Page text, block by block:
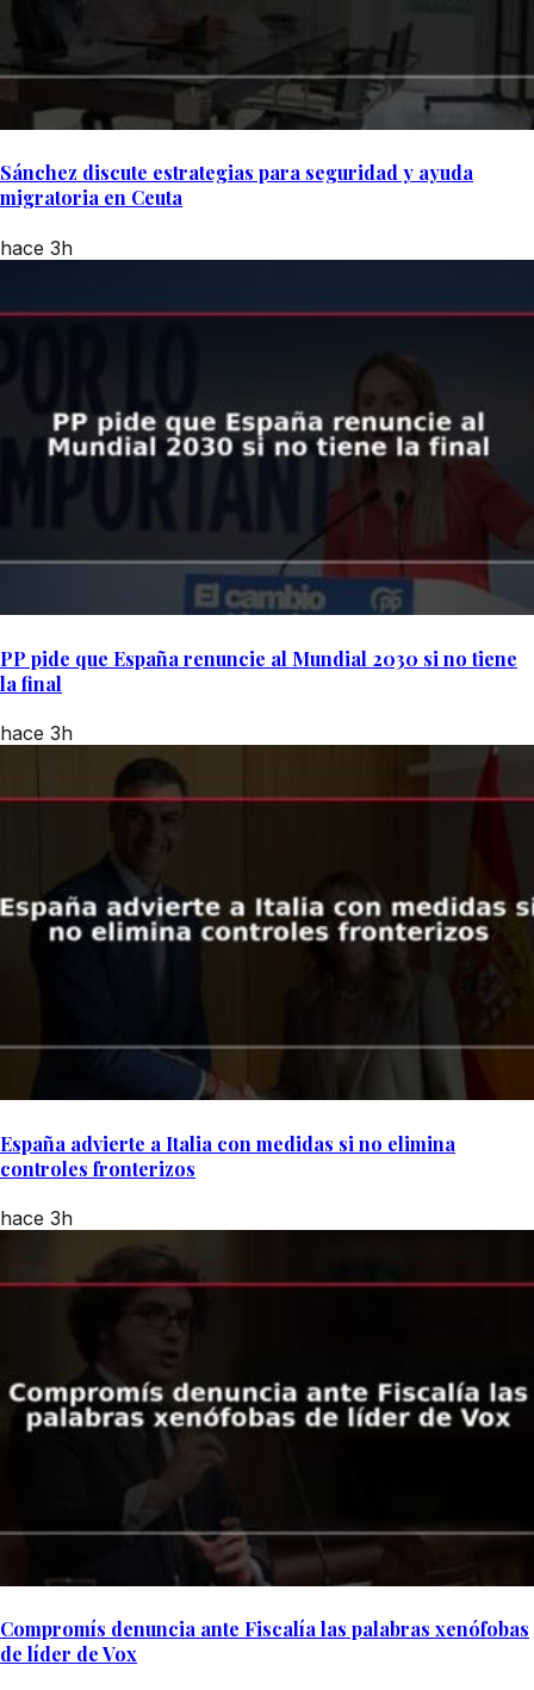
Sánchez discute estrategias para seguridad y ayuda
migratoria en Ceuta
hace 3h
PP pide que España renuncie al Mundial 2030 si no tiene
la final
hace 3h
España advierte a Italia con medidas si no elimina
controles fronterizos
hace 3h
Compromís denuncia ante Fiscalía las palabras xenófobas
de líder de Vox